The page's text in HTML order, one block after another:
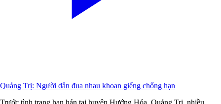
Quảng Trị: Người dân đua nhau khoan giếng chống hạn
Trước tình trạng hạn hán tại huyện Hướng Hóa, Quảng Trị, nhiều